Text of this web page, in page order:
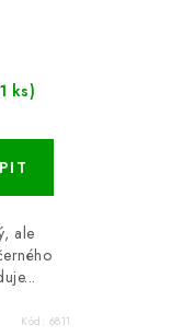
ks)
ale
Kód: 6811